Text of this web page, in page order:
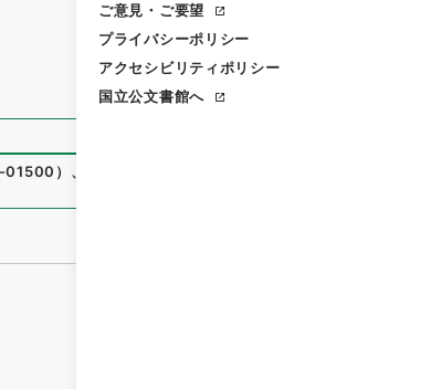
ご意見・ご要望
プライバシーポリシー
アクセシビリティポリシー
国立公文書館へ
01500 ） 、